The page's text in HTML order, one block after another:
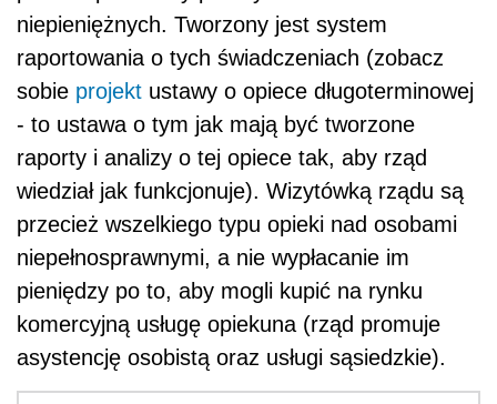
niepieniężnych. Tworzony jest system
raportowania o tych świadczeniach (zobacz
sobie projekt ustawy o opiece długoterminowej
- to ustawa o tym jak mają być tworzone
raporty i analizy o tej opiece tak, aby rząd
wiedział jak funkcjonuje). Wizytówką rządu są
przecież wszelkiego typu opieki nad osobami
niepełnosprawnymi, a nie wypłacanie im
pieniędzy po to, aby mogli kupić na rynku
komercyjną usługę opiekuna (rząd promuje
asystencję osobistą oraz usługi sąsiedzkie).